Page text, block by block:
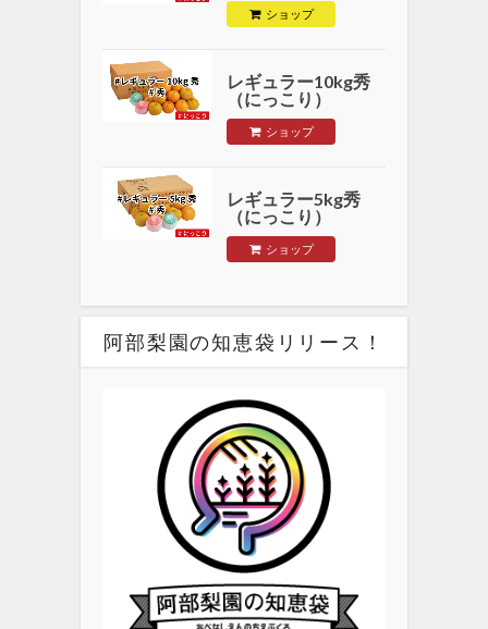
ショップ
レギュラー10kg秀
（にっこり）
ショップ
レギュラー5kg秀
（にっこり）
ショップ
阿部梨園の知恵袋リリース！